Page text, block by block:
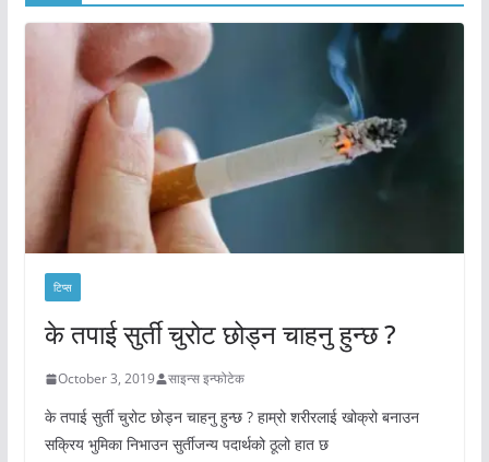
टिप्स
के तपाई सुर्ती चुरोट छोड्न चाहनु हुन्छ ?
October 3, 2019 साइन्स इन्फोटेक
के तपाई सुर्ती चुरोट छोड्न चाहनु हुन्छ ? हाम्रो शरीरलाई खोक्रो बनाउन
सक्रिय भुमिका निभाउन सुर्तीजन्य पदार्थको ठूलो हात छ